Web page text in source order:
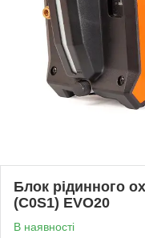
Блок рідинного
(C0S1) EVO20
В наявності